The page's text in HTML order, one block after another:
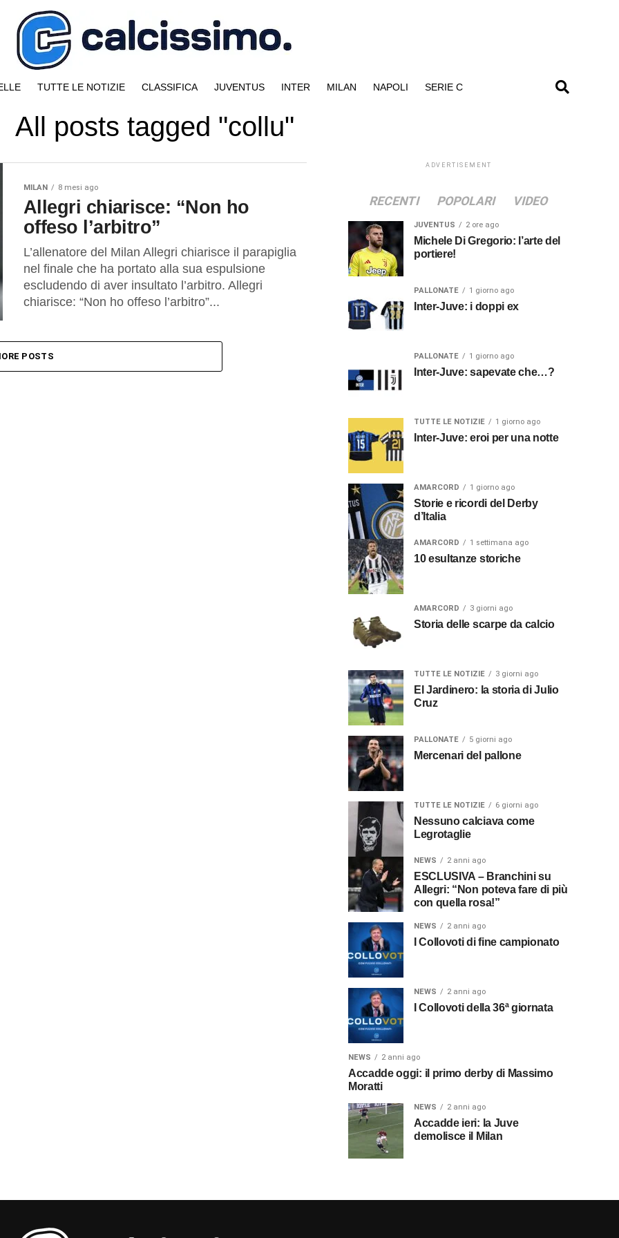
TUTTE LE NOTIZIE CLASSIFICA JUVENTUS INTER MILAN NAPOLI SERIE C
All posts tagged "collu"
MILAN 8 mesi ago
Allegri chiarisce: “Non ho
offeso l’arbitro”
L’allenatore del Milan Allegri chiarisce il parapiglia
nel finale che ha portato alla sua espulsione
escludendo di aver insultato l’arbitro. Allegri
chiarisce: “Non ho offeso l’arbitro”...
POSTS
ADVERTISEMENT
RECENTI POPOLARI VIDEO
JUVENTUS 2 ore ago
Michele Di Gregorio: l’arte del
portiere!
PALLONATE 1 giorno ago
Inter-Juve: i doppi ex
PALLONATE 1 giorno ago
Inter-Juve: sapevate che…?
TUTTE LE NOTIZIE 1 giorno ago
Inter-Juve: eroi per una notte
AMARCORD 1 giorno ago
Storie e ricordi del Derby
d’Italia
AMARCORD 1 settimana ago
10 esultanze storiche
AMARCORD 3 giorni ago
Storia delle scarpe da calcio
TUTTE LE NOTIZIE 3 giorni ago
El Jardinero: la storia di Julio
Cruz
PALLONATE 5 giorni ago
Mercenari del pallone
TUTTE LE NOTIZIE 6 giorni ago
Nessuno calciava come
Legrotaglie
NEWS 2 anni ago
ESCLUSIVA – Branchini su
Allegri: “Non poteva fare di più
con quella rosa!”
NEWS 2 anni ago
I Collovoti di fine campionato
NEWS 2 anni ago
I Collovoti della 36ª giornata
NEWS 2 anni ago
Accadde oggi: il primo derby di Massimo
Moratti
NEWS 2 anni ago
Accadde ieri: la Juve
demolisce il Milan